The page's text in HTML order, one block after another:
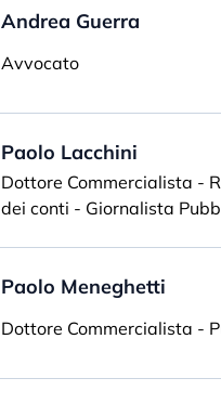
Andrea Guerra
Avvocato
Paolo Lacchini
Dottore Commercialista -
dei conti - Giornalista
Paolo Meneghetti
Dottore Commercialista -